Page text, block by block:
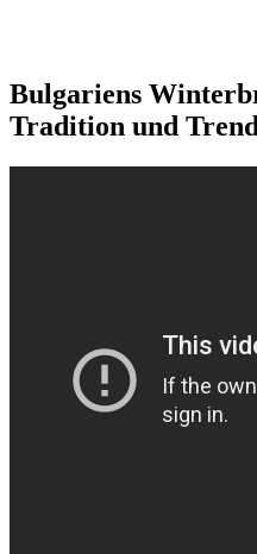
Bulgariens
Tradition und